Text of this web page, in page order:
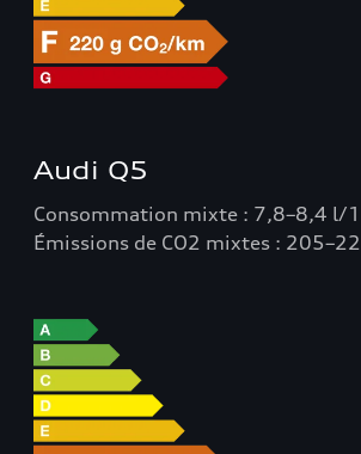
Audi Q5
Consommation mixte : 7,8–8,4 l/
Émissions de CO2 mixtes :